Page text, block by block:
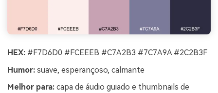
HEX: #F7D6D0 #FCEEEB #C7A2B3 #7C7A9A #2C2B3F
Humor: suave, esperançoso, calmante
Melhor para: capa de áudio guiado e thumbnails de